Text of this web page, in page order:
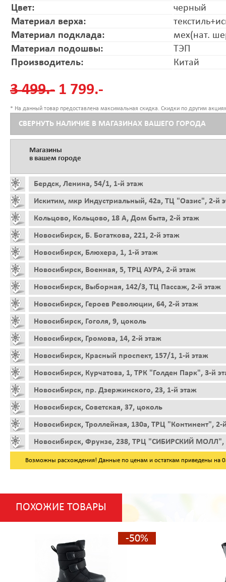
Цвет:
черный
Материал верха:
Материал подклада:
мех(нат.
Материал подошвы:
ТЭП
Производитель:
Китай
3 499.- 1 799.-
* На данный товар предоставлена максимальная скидка. Скидки по другим
СВЕРНУТЬ НАЛИЧИЕ В МАГАЗИНАХ ВАШЕГО ГОРОДА
Магазины
в вашем городе
Бердск, Ленина, 54/1, 1-й этаж
Искитим, мкр Индустриальный, 42а, ТЦ "Оазис", 2-й
Кольцово, Кольцово, 18 А, Дом быта, 2-й этаж
Новосибирск, Б. Богаткова, 221, 2-й этаж
Новосибирск, Блюхера, 1, 1-й этаж
Новосибирск, Военная, 5, ТРЦ АУРА, 2-й этаж
Новосибирск, Выборная, 142/3, ТЦ Пассаж, 2-й этаж
Новосибирск, Героев Революции, 64, 2-й этаж
Новосибирск, Гоголя, 9, цоколь
Новосибирск, Громова, 14, 2-й этаж
Новосибирск, Красный проспект, 157/1, 1-й этаж
Новосибирск, Курчатова, 1, ТРК "Голден Парк", 3-й
Новосибирск, пр. Дзержинского, 23, 1-й этаж
Новосибирск, Советская, 37, цоколь
Новосибирск, Троллейная, 130а, ТРЦ "Континент", 2-
Новосибирск, Фрунзе, 238, ТРЦ "СИБИРСКИЙ МОЛЛ",
Возможны расхождения! Данные по ценам и остаткам приведены на
ПОХОЖИЕ ТОВАРЫ
-50%